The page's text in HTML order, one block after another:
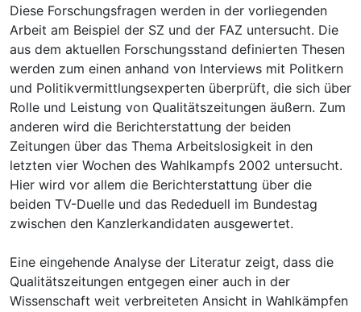
Diese Forschungsfragen werden in der vorliegenden
Arbeit am Beispiel der SZ und der FAZ untersucht. Die
aus dem aktuellen Forschungsstand definierten Thesen
werden zum einen anhand von Interviews mit Politkern
und Politikvermittlungsexperten überprüft, die sich über
Rolle und Leistung von Qualitätszeitungen äußern. Zum
anderen wird die Berichterstattung der beiden
Zeitungen über das Thema Arbeitslosigkeit in den
letzten vier Wochen des Wahlkampfs 2002 untersucht.
Hier wird vor allem die Berichterstattung über die
beiden TV-Duelle und das Rededuell im Bundestag
zwischen den Kanzlerkandidaten ausgewertet.
Eine eingehende Analyse der Literatur zeigt, dass die
Qualitätszeitungen entgegen einer auch in der
Wissenschaft weit verbreiteten Ansicht in Wahlkämpfen